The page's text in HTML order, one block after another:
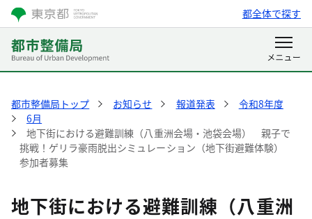
都全体で探す
都市整備局トップ お知らせ 報道発表
令和8年度
6月
地下街における避難訓練（八重洲会場・池袋会場） 親子で
挑戦！ゲリラ豪雨脱出シミュレーション（地下街避難体験）
参加者募集
地下街における避難訓練（八重洲